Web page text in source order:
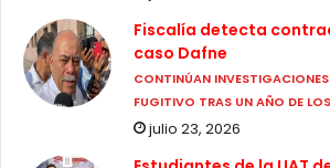
Fiscalía detecta
caso Dafne
CONTINÚAN
FUGITIVO TRAS UN AÑO DE
julio 23, 2026